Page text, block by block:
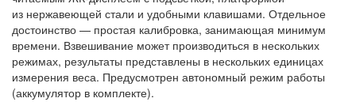
из нержавеющей стали и удобными клавишами. Отдельное
достоинство — простая калибровка, занимающая минимум
времени. Взвешивание может производиться в нескольких
режимах, результаты представлены в нескольких единицах
измерения веса. Предусмотрен автономный режим работы
(аккумулятор в комплекте).